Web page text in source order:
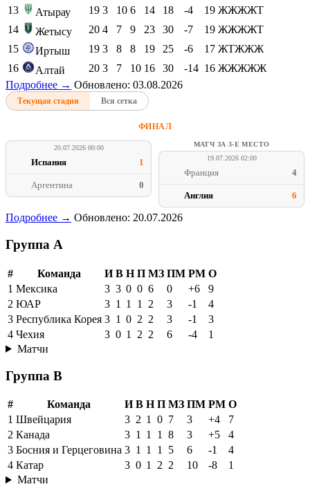
13
Атырау 19 3 10 6 14 18 -4 19 ЖЖЖЖТ
14
Жетысу 20 4 7 9 23 30 -7 19 ЖЖЖЖТ
15
Иртыш 19 3 8 8 19 25 -6 17 ЖТЖЖЖ
16
Алтай 20 3 7 10 16 30 -14 16 ЖЖЖЖЖ
Подробнее → Обновлено: 03.08.2026
Текущая стадия Вся сетка
ФИНАЛ
20.07.2026 00:00
Испания 1
Аргентина 0
МАТЧ ЗА 3-Е МЕСТО
19.07.2026 02:00
Франция 4
Англия 6
Подробнее → Обновлено: 20.07.2026
Группа A
# Команда И В Н П МЗ ПМ РМ О
1 Мексика 3 3 0 0 6 0 +6
9
2 ЮАР 3 1 1 1 2 3 -1
4
3 Республика Корея 3 1 0 2 2 3 -1
3
4 Чехия 3 0 1 2 2 6 -4
1
Матчи
Группа B
# Команда И В Н П МЗ ПМ РМ О
1 Швейцария 3 2 1 0 7 3 +4
7
2 Канада 3 1 1 1 8 3 +5
4
3 Босния и Герцеговина 3 1 1 1 5 6 -1
4
4 Катар 3 0 1 2 2 10 -8
1
Матчи